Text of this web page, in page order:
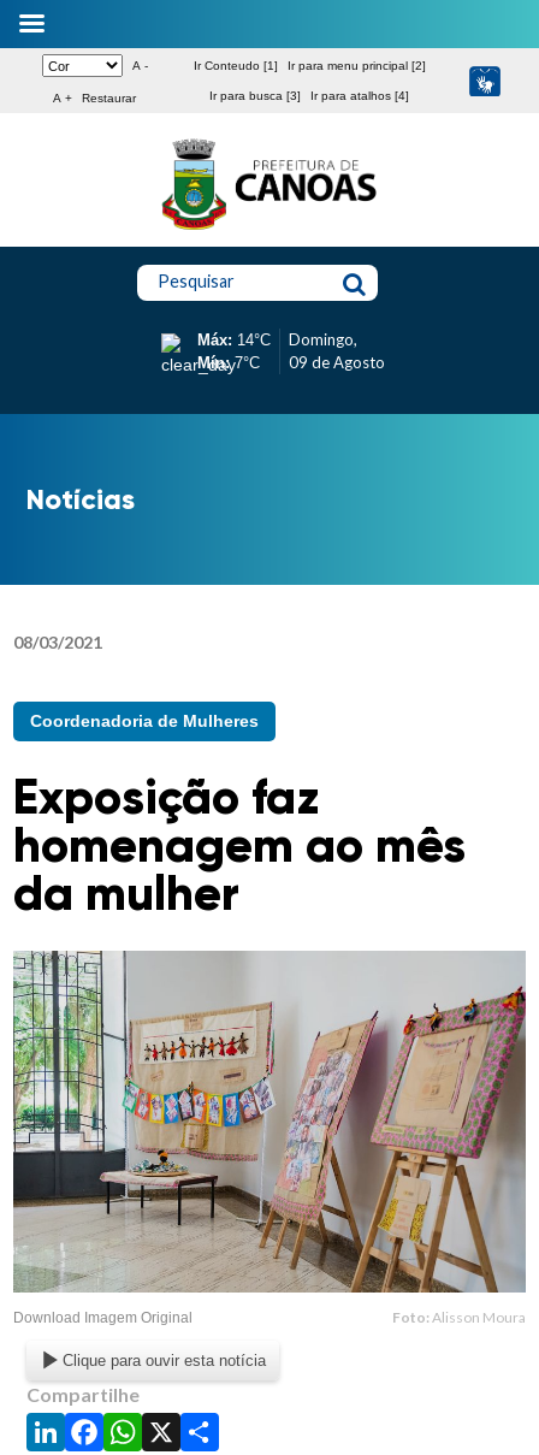
A -
A + Restaurar
Ir Conteudo [1] Ir para menu principal [2]
Ir para busca [3] Ir para atalhos [4]
Pesquisar
Máx: 14°C
Mín:7°C
Domingo,
09 de Agosto
Notícias
08/03/2021
Coordenadoria de Mulheres
Exposição faz
homenagem ao mês
da mulher
Download Imagem Original Foto: Alisson Moura
Clique para ouvir esta notícia
Compartilhe
LinkedIn
Facebook
WhatsApp
X Share